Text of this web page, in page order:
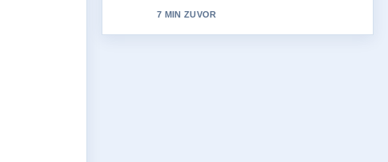
9 MIN ZUVOR